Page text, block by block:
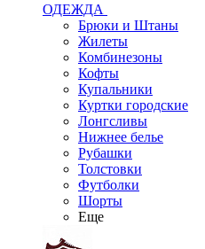
ОДЕЖДА
Брюки и Штаны
Жилеты
Комбинезоны
Кофты
Купальники
Куртки городские
Лонгсливы
Нижнее белье
Рубашки
Толстовки
Футболки
Шорты
Еще